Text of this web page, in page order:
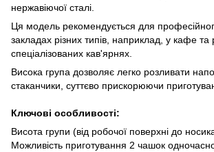
нержавіючої сталі.
Ця модель рекомендується для
закладах різних типів, наприклад, у кафе
спеціалізованих кав'ярнях.
Висока група дозволяє легко розливати
стаканчики, суттєво прискорюючи
Ключові особливості:
Висота групи (від робочої поверхні до
Можливість приготування 2 чашок